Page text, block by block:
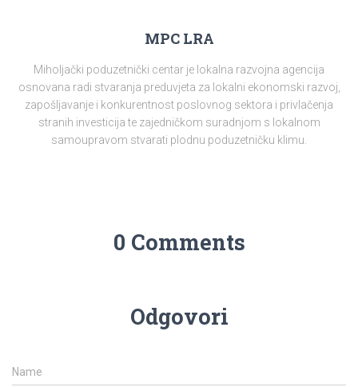
MPC LRA
Miholjački poduzetnički centar je lokalna razvojna agencija
osnovana radi stvaranja preduvjeta za lokalni ekonomski razvoj,
zapošljavanje i konkurentnost poslovnog sektora i privlačenja
stranih investicija te zajedničkom suradnjom s lokalnom
samoupravom stvarati plodnu poduzetničku klimu.
0 Comments
Odgovori
Name